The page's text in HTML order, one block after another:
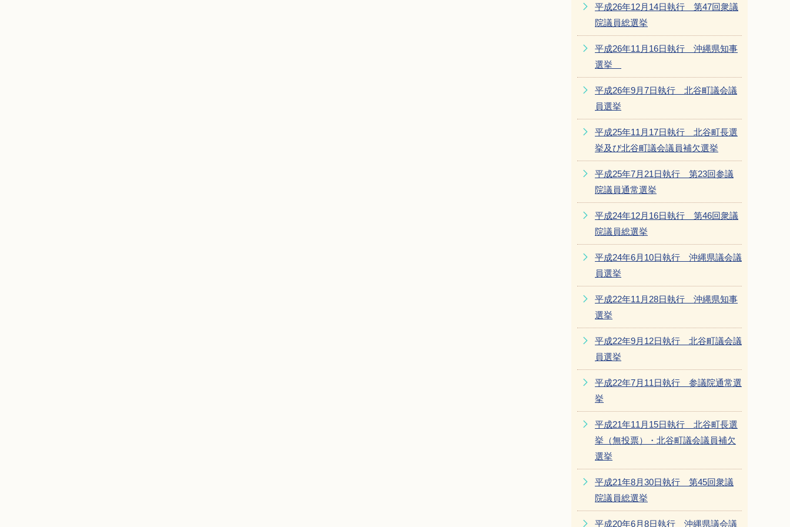
平成26年12月14日執行 第47回衆議
院議員総選挙
平成26年11月16日執行 沖縄県知事
選挙
平成26年9月7日執行 北谷町議会議
員選挙
平成25年11月17日執行 北谷町長選
挙及び北谷町議会議員補欠選挙
平成25年7月21日執行 第23回参議
院議員通常選挙
平成24年12月16日執行 第46回衆議
院議員総選挙
平成24年6月10日執行 沖縄県議会議
員選挙
平成22年11月28日執行 沖縄県知事
選挙
平成22年9月12日執行 北谷町議会議
員選挙
平成22年7月11日執行 参議院通常選
挙
平成21年11月15日執行 北谷町長選
挙（無投票）・北谷町議会議員補欠
選挙
平成21年8月30日執行 第45回衆議
院議員総選挙
平成20年6月8日執行 沖縄県議会議